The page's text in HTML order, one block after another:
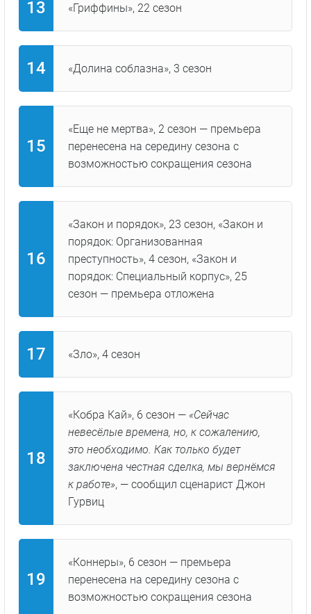
«Гриффины», 22 сезон
«Долина соблазна», 3 сезон
«Еще не мертва», 2 сезон — премьера
перенесена на середину сезона с
возможностью сокращения сезона
«Закон и порядок», 23 сезон, «Закон и
порядок: Организованная
преступность», 4 сезон, «Закон и
порядок: Специальный корпус», 25
сезон — премьера отложена
«Зло», 4 сезон
«Кобра Кай», 6 сезон — «Сейчас
невесёлые времена, но, к сожалению,
это необходимо. Как только будет
заключена честная сделка, мы вернёмся
к работе», — сообщил сценарист Джон
Гурвиц
«Коннеры», 6 сезон — премьера
перенесена на середину сезона с
возможностью сокращения сезона